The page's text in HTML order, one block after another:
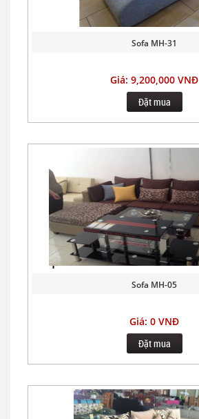
Sofa MH-31
Giá: 9,200,000 VNĐ
Đặt mua
Sofa MH-05
Giá: 0 VNĐ
Đặt mua